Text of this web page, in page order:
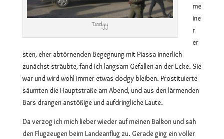
Dodgy
me
ine
r
er
sten, eher abtörnenden Begegnung mit Piassa innerlich
zunächst sträubte, fand ich langsam Gefallen an der Ecke. Sie
war und wird wohl immer etwas dodgy bleiben. Prostituierte
säumten die Hauptstraße am Abend, und aus den lärmenden
Bars drangen anstößige und aufdringliche Laute.
Da verzog ich mich lieber wieder auf meinen Balkon und sah
den Flugzeugen beim Landeanflug zu. Gerade ging ein voller